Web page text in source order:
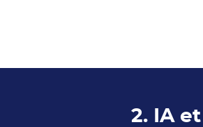
2. IA